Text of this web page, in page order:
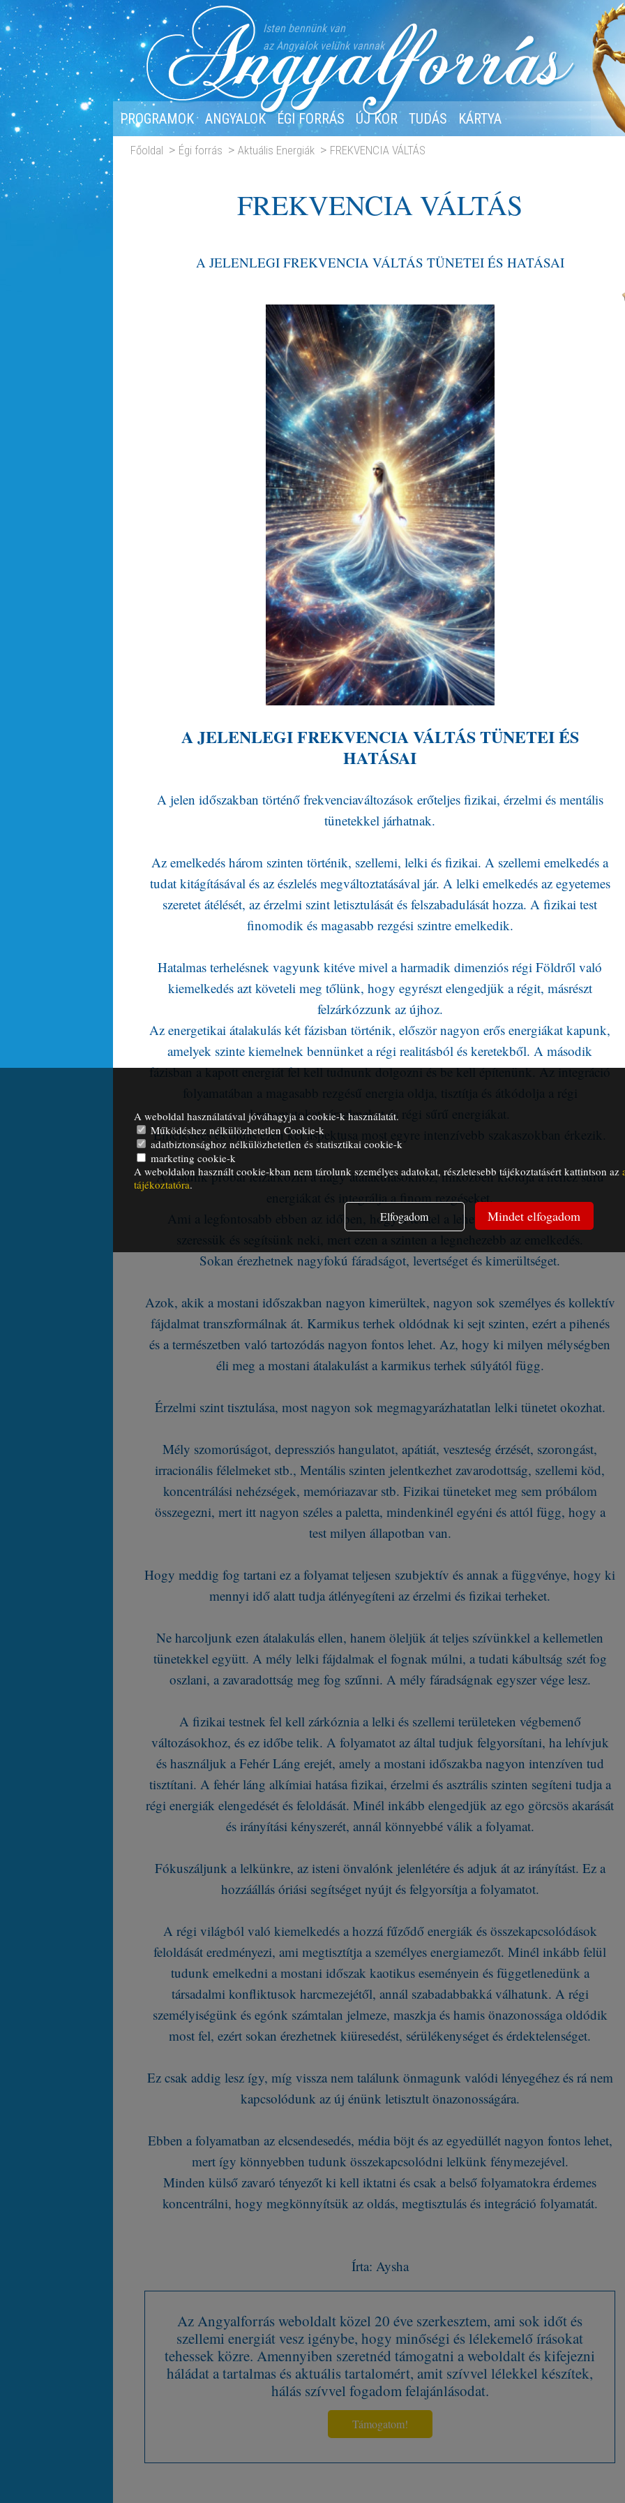
Isten bennünk van
az Angyalok velünk vannak
PROGRAMOK ANGYALOK ÉGI FORRÁS ÚJ KOR TUDÁS KÁRTYA
Főoldal Égi forrás Aktuális Energiák FREKVENCIA VÁLTÁS
FREKVENCIA VÁLTÁS
A JELENLEGI FREKVENCIA VÁLTÁS TÜNETEI ÉS HATÁSAI
A JELENLEGI FREKVENCIA VÁLTÁS TÜNETEI ÉS
HATÁSAI
A jelen időszakban történő frekvenciaváltozások erőteljes fizikai, érzelmi és mentális
tünetekkel járhatnak.
Az emelkedés három szinten történik, szellemi, lelki és fizikai. A szellemi emelkedés a
tudat kitágításával és az észlelés megváltoztatásával jár. A lelki emelkedés az egyetemes
szeretet átélését, az érzelmi szint letisztulását és felszabadulását hozza. A fizikai test
finomodik és magasabb rezgési szintre emelkedik.
Hatalmas terhelésnek vagyunk kitéve mivel a harmadik dimenziós régi Földről való
kiemelkedés azt követeli meg tőlünk, hogy egyrészt elengedjük a régit, másrészt
felzárkózzunk az újhoz.
Az energetikai átalakulás két fázisban történik, először nagyon erős energiákat kapunk,
amelyek szinte kiemelnek bennünket a régi realitásból és keretekből. A második
fázisban a kapott energiát fel kell tudnunk dolgozni és be kell építenünk. Az integráció
folyamatában a magasabb rezgésű energia oldja, tisztítja és átkódolja a régi
lenyomatokat, érzelmeket és régi sűrű energiákat.
Emelkedés és oldás ezen két aspektusa most egyre intenzívebb szakaszokban érkezik.
A testünk próbál felzárkózni a nagy átalakulásokhoz, miközben kioldja a nehéz sűrű
energiákat és integrálja a finom rezgéseket.
Ami a legfontosabb ebben az időben, hogy a testtel a lehető legjobban bánjunk,
szeressük és segítsünk neki, mert ezen a szinten a legnehezebb az emelkedés.
Sokan érezhetnek nagyfokú fáradságot, levertséget és kimerültséget.
Azok, akik a mostani időszakban nagyon kimerültek, nagyon sok személyes és kollektív
fájdalmat transzformálnak át. Karmikus terhek oldódnak ki sejt szinten, ezért a pihenés
és a természetben való tartozódás nagyon fontos lehet. Az, hogy ki milyen mélységben
éli meg a mostani átalakulást a karmikus terhek súlyától függ.
Érzelmi szint tisztulása, most nagyon sok megmagyarázhatatlan lelki tünetet okozhat.
Mély szomorúságot, depressziós hangulatot, apátiát, veszteség érzését, szorongást,
irracionális félelmeket stb., Mentális szinten jelentkezhet zavarodottság, szellemi köd,
koncentrálási nehézségek, memóriazavar stb. Fizikai tüneteket meg sem próbálom
összegezni, mert itt nagyon széles a paletta, mindenkinél egyéni és attól függ, hogy a
test milyen állapotban van.
Hogy meddig fog tartani ez a folyamat teljesen szubjektív és annak a függvénye, hogy ki
mennyi idő alatt tudja átlényegíteni az érzelmi és fizikai terheket.
Ne harcoljunk ezen átalakulás ellen, hanem öleljük át teljes szívünkkel a kellemetlen
tünetekkel együtt. A mély lelki fájdalmak el fognak múlni, a tudati kábultság szét fog
oszlani, a zavaradottság meg fog szűnni. A mély fáradságnak egyszer vége lesz.
A fizikai testnek fel kell zárkóznia a lelki és szellemi területeken végbemenő
változásokhoz, és ez időbe telik. A folyamatot az által tudjuk felgyorsítani, ha lehívjuk
és használjuk a Fehér Láng erejét, amely a mostani időszakba nagyon intenzíven tud
tisztítani. A fehér láng alkímiai hatása fizikai, érzelmi és asztrális szinten segíteni tudja a
régi energiák elengedését és feloldását. Minél inkább elengedjük az ego görcsös akarását
és irányítási kényszerét, annál könnyebbé válik a folyamat.
Fókuszáljunk a lelkünkre, az isteni önvalónk jelenlétére és adjuk át az irányítást. Ez a
hozzáállás óriási segítséget nyújt és felgyorsítja a folyamatot.
A régi világból való kiemelkedés a hozzá fűződő energiák és összekapcsolódások
feloldását eredményezi, ami megtisztítja a személyes energiamezőt. Minél inkább felül
tudunk emelkedni a mostani időszak kaotikus eseményein és függetlenedünk a
társadalmi konfliktusok harcmezejétől, annál szabadabbakká válhatunk. A régi
személyiségünk és egónk számtalan jelmeze, maszkja és hamis önazonossága oldódik
most fel, ezért sokan érezhetnek kiüresedést, sérülékenységet és érdektelenséget.
Ez csak addig lesz így, míg vissza nem találunk önmagunk valódi lényegéhez és rá nem
kapcsolódunk az új énünk letisztult önazonosságára.
Ebben a folyamatban az elcsendesedés, média böjt és az egyedüllét nagyon fontos lehet,
mert így könnyebben tudunk összekapcsolódni lelkünk fénymezejével.
Minden külső zavaró tényezőt ki kell iktatni és csak a belső folyamatokra érdemes
koncentrálni, hogy megkönnyítsük az oldás, megtisztulás és integráció folyamatát.
Írta: Aysha
Az Angyalforrás weboldalt közel 20 éve szerkesztem, ami sok időt és
szellemi energiát vesz igénybe, hogy minőségi és lélekemelő írásokat
tehessek közre. Amennyiben szeretnéd támogatni a weboldalt és kifejezni
háládat a tartalmas és aktuális tartalomért, amit szívvel lélekkel készítek,
hálás szívvel fogadom felajánlásodat.
Támogatom!
A weboldal használatával jóváhagyja a cookie-k használatát.
Működéshez nélkülözhetetlen Cookie-k
adatbiztonsághoz nélkülözhetetlen és statisztikai cookie-k
marketing cookie-k
A weboldalon használt cookie-kban nem tárolunk személyes adatokat, részletesebb tájékoztatásért kattintson az
tájékoztatóra.
Elfogadom Mindet elfogadom